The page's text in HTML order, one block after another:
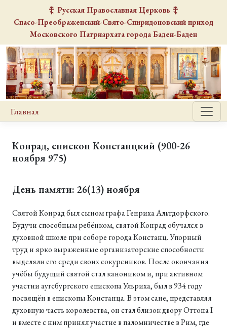
Русская Православная Церковь
Спасо-Преображенский-Свято-Спиридоновский приход
Московского Патриархата города Баден-Баден
Главная
Конрад, епископ Констанцкий (900-26
ноября 975)
День памяти: 26(13) ноября
Святой Конрад был сыном графа Генриха Альтдорфского.
Будучи способным ребёнком, святой Конрад обучался в
духовной школе при соборе города Констанц. Упорный
труд и ярко выраженные организаторские способности
выделяли его среди своих сокурсников. После окончания
учёбы будущий святой стал каноником и, при активном
участии аугсбургского епископа Ульриха, был в 934 году
посвящён в епископы Констанца. В этом сане, представляя
духовную часть королевства, он стал близок двору Оттона I
и вместе с ним принял участие в паломничестве в Рим, где